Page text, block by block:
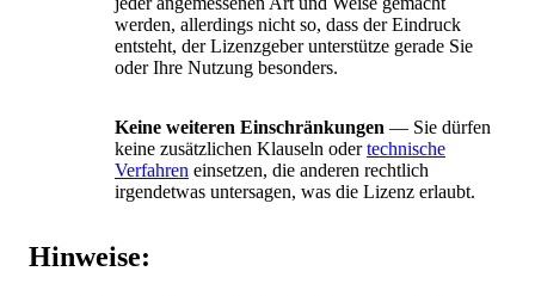
werden, allerdings nicht so, dass der Eindruck
entsteht, der Lizenzgeber unterstütze gerade Sie
oder Ihre Nutzung besonders.
Keine weiteren Einschränkungen — Sie dürfen
keine zusätzlichen Klauseln odertechnische
Verfahren einsetzen, die anderen rechtlich
irgendetwas untersagen, was die Lizenz erlaubt.
Hinweise: